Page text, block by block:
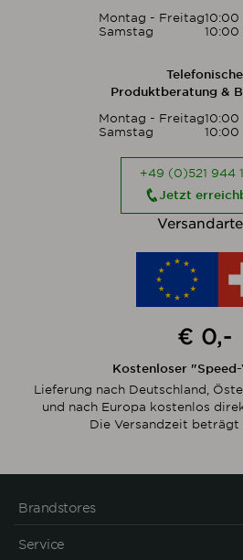
Montag - Freitag10:00
Samstag
10:00
Telefonische
Produktberatung &
Montag - Freitag10:00
Samstag
10:00
+49 (0)521 944
Jetzt
€ 0,-
Kostenloser
Lieferung nach Deutschland,
und nach Europa kostenlos
Die Versandzeit beträgt
Brandstores
Service